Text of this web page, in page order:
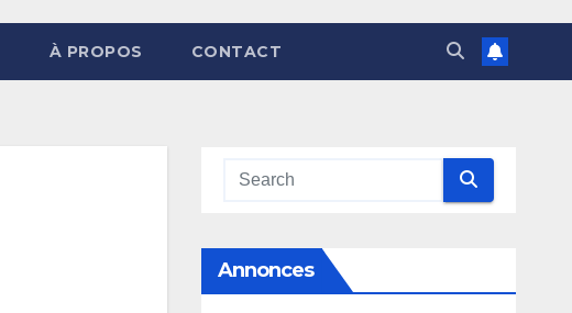
À PROPOS CONTACT
Annonces